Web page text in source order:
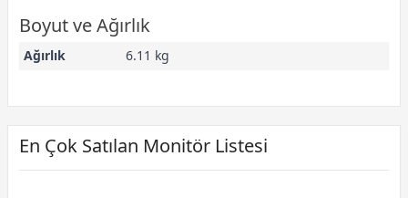
Boyut ve Ağırlık
Ağırlık 6.11 kg
En Çok Satılan Monitör Listesi